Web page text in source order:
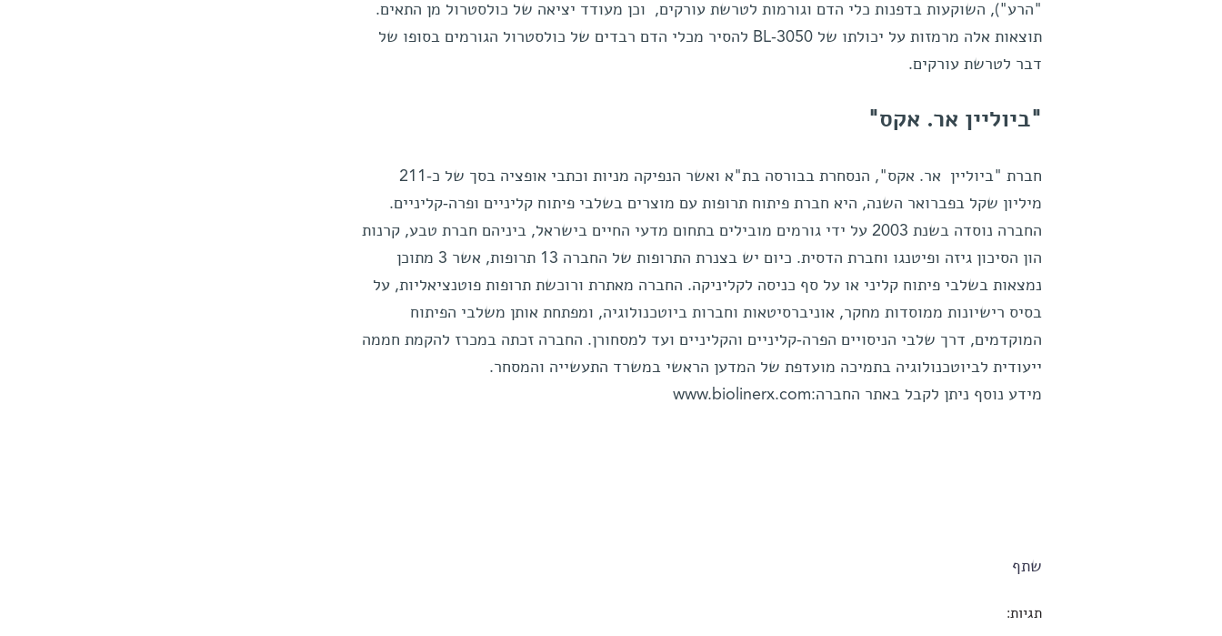
"הרע"), השוקעות בדפנות כלי הדם וגורמות לטרשת עורקים, וכן מעודד יציאה של כולסטרול מן התאים.
תוצאות אלה מרמזות על יכולתו של BL-3050 להסיר מכלי הדם רבדים של כולסטרול הגורמים בסופו של
דבר לטרשת עורקים.
"ביוליין אר. אקס"
חברת "ביוליין אר. אקס", הנסחרת בבורסה בת"א ואשר הנפיקה מניות וכתבי אופציה בסך של כ-211
מיליון שקל בפברואר השנה, היא חברת פיתוח תרופות עם מוצרים בשלבי פיתוח קליניים ופרה-קליניים.
החברה נוסדה בשנת 2003 על ידי גורמים מובילים בתחום מדעי החיים בישראל, ביניהם חברת טבע, קרנות
הון הסיכון גיזה ופיטנגו וחברת הדסית. כיום יש בצנרת התרופות של החברה 13 תרופות, אשר 3 מתוכן
נמצאות בשלבי פיתוח קליני או על סף כניסה לקליניקה. החברה מאתרת ורוכשת תרופות פוטנציאליות, על
בסיס רישיונות ממוסדות מחקר, אוניברסיטאות וחברות ביוטכנולוגיה, ומפתחת אותן משלבי הפיתוח
המוקדמים, דרך שלבי הניסויים הפרה-קליניים והקליניים ועד למסחורן. החברה זכתה במכרז להקמת חממה
ייעודית לביוטכנולוגיה בתמיכה מועדפת של המדען הראשי במשרד התעשייה והמסחר.
מידע נוסף ניתן לקבל באתר החברה:www.biolinerx.com
שתף
תגיות: